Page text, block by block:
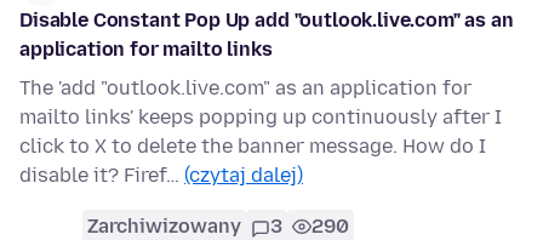
Disable Constant Pop Up add "outlook.live.com" as an
application for mailto links
The 'add "outlook.live.com" as an application for
mailto links' keeps popping up continuously after I
click to X to delete the banner message. How do I
disable it? Firef… (czytaj dalej)
Zarchiwizowany 3 290